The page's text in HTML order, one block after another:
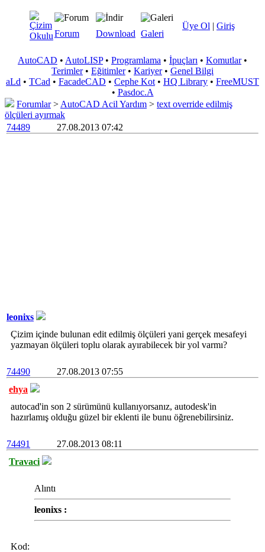
Üye Ol | Giriş
Forum Download Galeri
AutoCAD • AutoLISP• Programlama • İpuçları • Komutlar•
Terimler• Eğitimler• Kariyer• Genel Bilgi
aLd • TCad • FacadeCAD • Cephe Kot • HQ Library • FreeMUST
• Pasdoc.A
Forumlar> AutoCAD Acil Yardım > text override edilmiş
ölçüleri ayırmak
74489
27.08.2013 07:42
leonixs
Çizim içinde bulunan edit edilmiş ölçüleri yani gerçek mesafeyi
yazmayan ölçüleri toplu olarak ayırabilecek bir yol varmı?
74490
27.08.2013 07:55
ehya
autocad'in son 2 sürümünü kullanıyorsanız, autodesk'in
hazırlamış olduğu güzel bir eklenti ile bunu öğrenebilirsiniz.
74491
27.08.2013 08:11
Travaci
Alıntı
leonixs :
Kod: